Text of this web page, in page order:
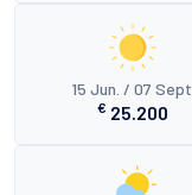
15 Jun. / 07 Sept.
€ 25.200